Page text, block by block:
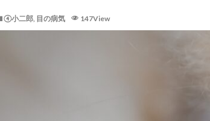
④小二郎, 目の病気 147View